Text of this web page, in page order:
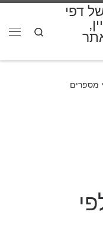
דפי
Search
מספרים